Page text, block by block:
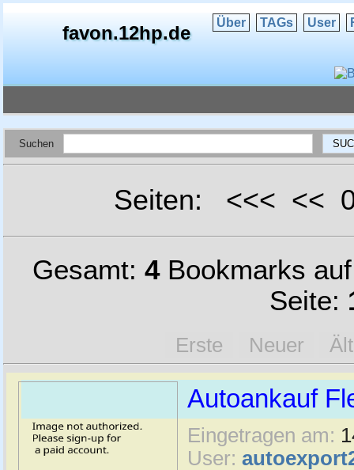
favon.12hp.de Über TAGs User
Suchen
Seiten: <<< <<
Gesamt: 4Bookmarks
Seite:
Erste Neuer
Autoankauf
Eingetragen am:
User: